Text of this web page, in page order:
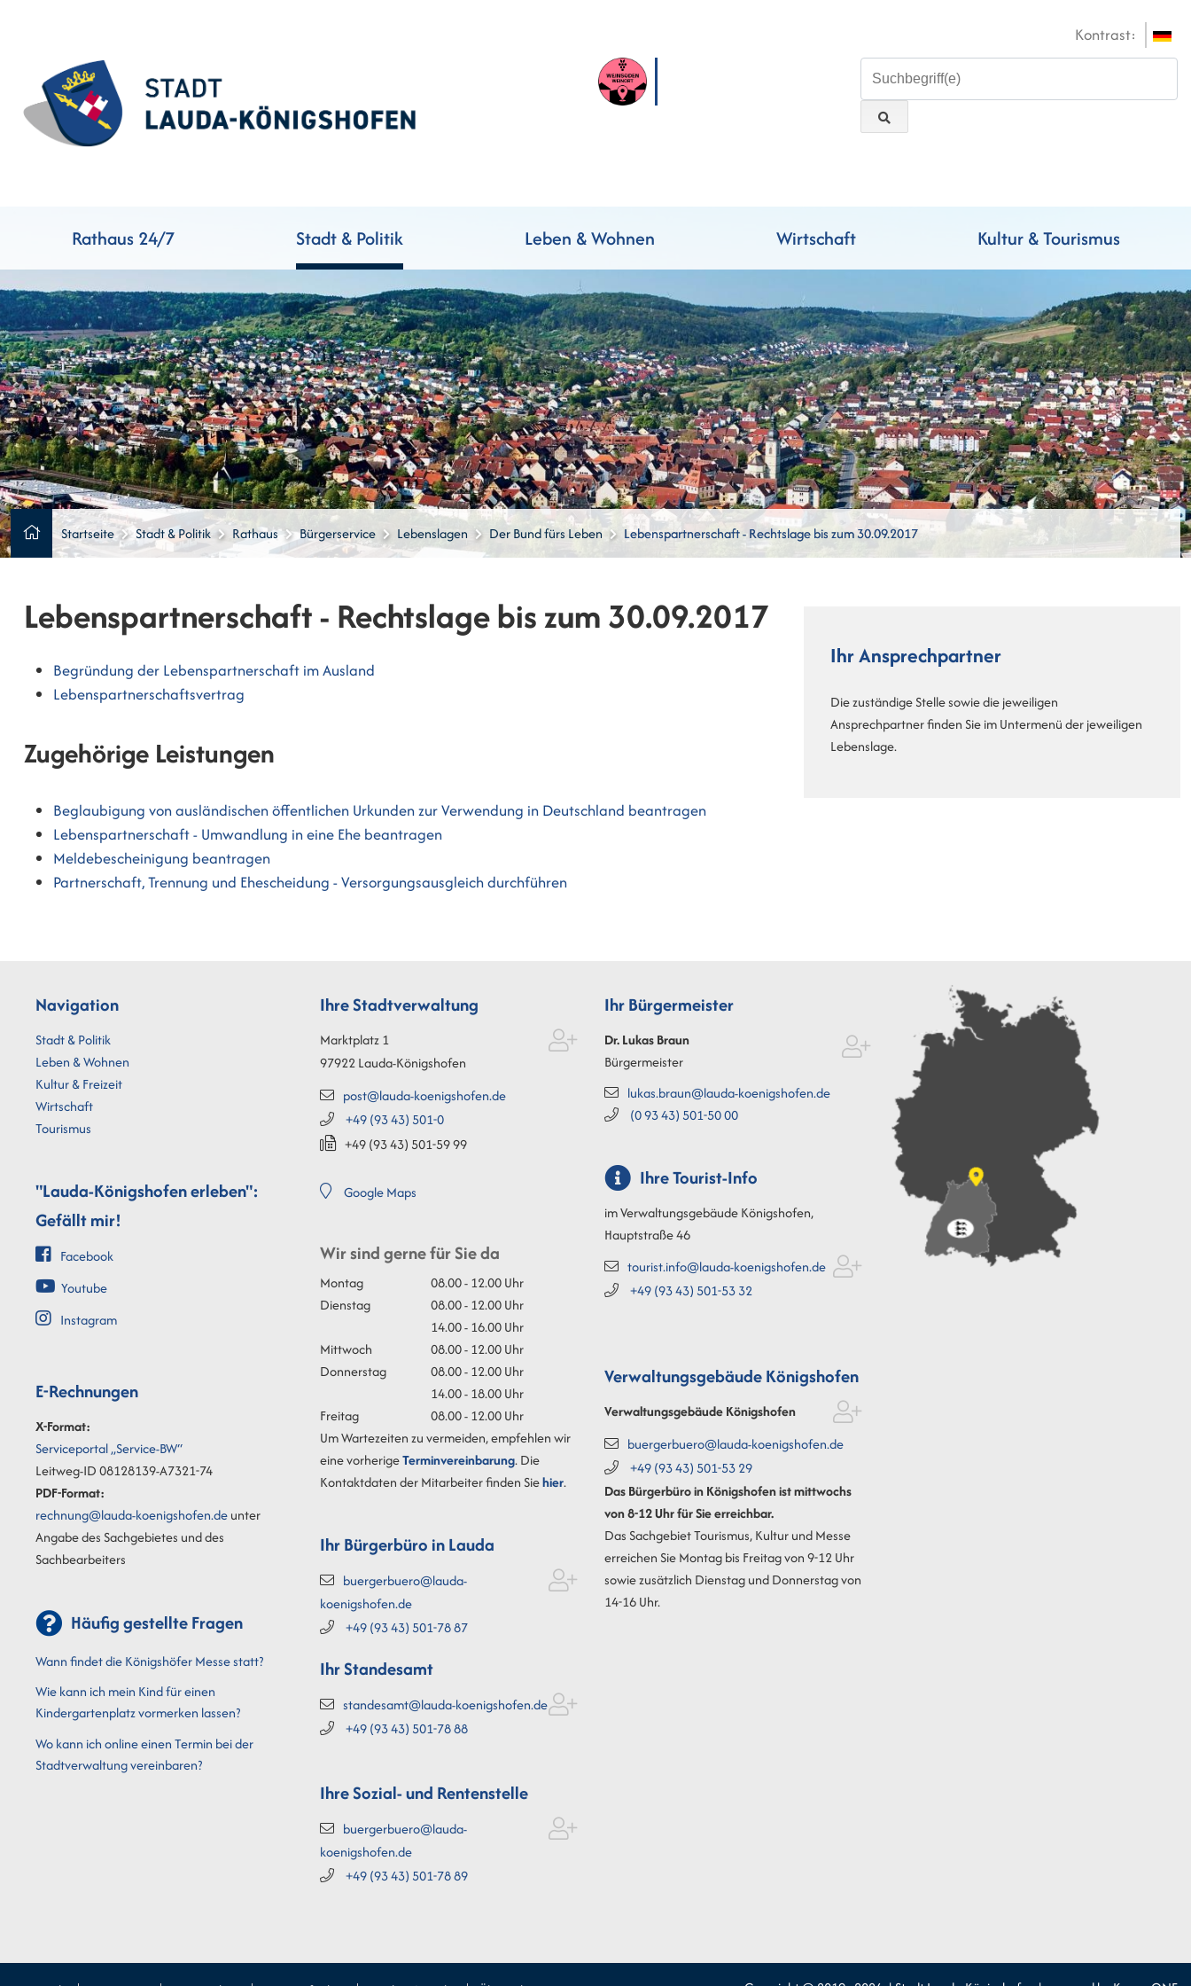
Kontrast:
Rathaus 24/7 Stadt & Politik Leben & Wohnen Wirtschaft Kultur & Tourismus
Startseite Stadt & Politik Rathaus Bürgerservice Lebenslagen Der Bund fürs Leben Lebenspartnerschaft - Rechtslage bis zum 30.09.2017
Lebenspartnerschaft - Rechtslage bis zum 30.09.2017
Begründung der Lebenspartnerschaft im Ausland
Lebenspartnerschaftsvertrag
Zugehörige Leistungen
Beglaubigung von ausländischen öffentlichen Urkunden zur Verwendung in Deutschland beantragen
Lebenspartnerschaft - Umwandlung in eine Ehe beantragen
Meldebescheinigung beantragen
Partnerschaft, Trennung und Ehescheidung - Versorgungsausgleich durchführen
Ihr Ansprechpartner
Die zuständige Stelle sowie die jeweiligen
Ansprechpartner finden Sie im Untermenü der jeweiligen
Lebenslage.
Navigation
Stadt & Politik
Leben & Wohnen
Kultur & Freizeit
Wirtschaft
Tourismus
"Lauda-Königshofen erleben":
Gefällt mir!
Facebook
Youtube
Instagram
E-Rechnungen
X-Format:
Serviceportal „Service-BW“
Leitweg-ID 08128139-A7321-74
PDF-Format:
rechnung@lauda-koenigshofen.deunter
Angabe des Sachgebietes und des
Sachbearbeiters
Häufig gestellte Fragen
Wann findet die Königshöfer Messe statt?
Wie kann ich mein Kind für einen
Kindergartenplatz vormerken lassen?
Wo kann ich online einen Termin bei der
Stadtverwaltung vereinbaren?
Ihre Stadtverwaltung
Marktplatz 1
97922Lauda-Königshofen
post@lauda-koenigshofen.de
+49 (9343) 501-0
+49 (9343) 501-5999
Google Maps
Wir sind gerne für Sie da
Montag
08.00 - 12.00 Uhr
Dienstag
08.00 - 12.00 Uhr
14.00 - 16.00 Uhr
Mittwoch
08.00 - 12.00 Uhr
Donnerstag
08.00 - 12.00 Uhr
14.00 - 18.00 Uhr
Freitag
08.00 - 12.00 Uhr
Um Wartezeiten zu vermeiden, empfehlen wir
eine vorherigeTerminvereinbarung. Die
Kontaktdaten der Mitarbeiter finden Siehier.
Ihr Bürgerbüro in Lauda
buergerbuero@lauda-
koenigshofen.de
+49 (9343) 501-7887
Ihr Standesamt
standesamt@lauda-koenigshofen.de
+49 (9343) 501-7888
Ihre Sozial- und Rentenstelle
buergerbuero@lauda-
koenigshofen.de
+49 (9343) 501-7889
Ihr Bürgermeister
Dr. LukasBraun
Bürgermeister
lukas.braun@lauda-koenigshofen.de
(09343) 501-5000
Ihre Tourist-Info
im Verwaltungsgebäude Königshofen,
Hauptstraße 46
tourist.info@lauda-koenigshofen.de
+49 (9343) 501-5332
Verwaltungsgebäude Königshofen
Verwaltungsgebäude Königshofen
buergerbuero@lauda-koenigshofen.de
+49 (9343) 501-5329
Das Bürgerbüro in Königshofen ist mittwochs
von 8-12 Uhr für Sie erreichbar.
Das Sachgebiet Tourismus, Kultur und Messe
erreichen Sie Montag bis Freitag von 9-12 Uhr
sowie zusätzlich Dienstag und Donnerstag von
14-16 Uhr.